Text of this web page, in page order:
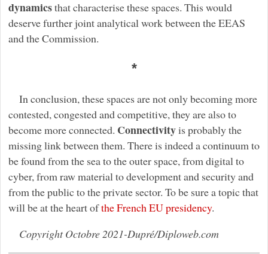
dynamicsthat characterise these spaces. This would
deserve further joint analytical work between the EEAS
and the Commission.
*
In conclusion, these spaces are not only becoming more
contested, congested and competitive, they are also to
become more connected. Connectivityis probably the
missing link between them. There is indeed a continuum to
be found from the sea to the outer space, from digital to
cyber, from raw material to development and security and
from the public to the private sector. To be sure a topic that
will be at the heart ofthe French EU presidency.
Copyright Octobre 2021-Dupré/Diploweb.com